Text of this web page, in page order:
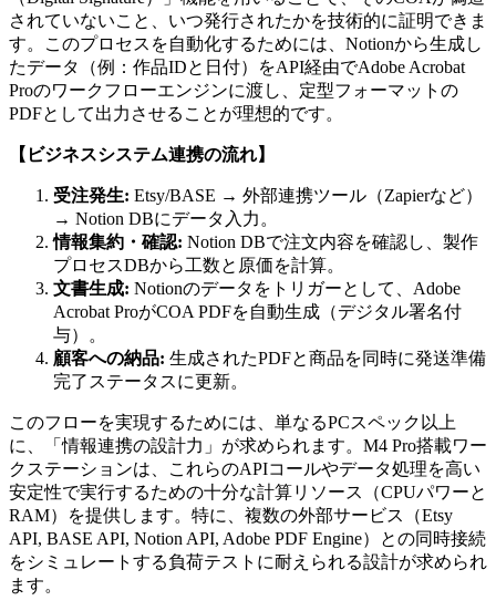
されていないこと、いつ発行されたかを技術的に証明できま
す。このプロセスを自動化するためには、Notionから生成し
たデータ（例：作品IDと日付）をAPI経由でAdobe Acrobat
Proのワークフローエンジンに渡し、定型フォーマットの
PDFとして出力させることが理想的です。
【ビジネスシステム連携の流れ】
受注発生: Etsy/BASE → 外部連携ツール（Zapierなど）
→ Notion DBにデータ入力。
情報集約・確認: Notion DBで注文内容を確認し、製作
プロセスDBから工数と原価を計算。
文書生成: Notionのデータをトリガーとして、Adobe
Acrobat ProがCOA PDFを自動生成（デジタル署名付
与）。
顧客への納品: 生成されたPDFと商品を同時に発送準備
完了ステータスに更新。
このフローを実現するためには、単なるPCスペック以上
に、「情報連携の設計力」が求められます。M4 Pro搭載ワー
クステーションは、これらのAPIコールやデータ処理を高い
安定性で実行するための十分な計算リソース（CPUパワーと
RAM）を提供します。特に、複数の外部サービス（Etsy
API, BASE API, Notion API, Adobe PDF Engine）との同時接続
をシミュレートする負荷テストに耐えられる設計が求められ
ます。